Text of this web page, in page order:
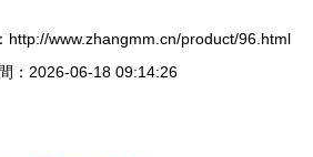
http://www.zhangmm.cn/product/96.html
：2026-06-18 09:14:26